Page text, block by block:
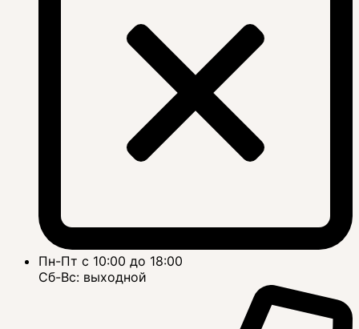
Пн-Пт с 10:00 до 18:00
Сб-Вс: выходной